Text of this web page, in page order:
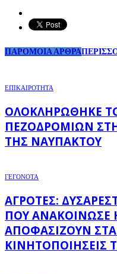
ΠΑΡΟΜΟΙΑ ΑΡΘΡΑ
ΕΠΙΚΑΙΡΟΤΗΤΑ
ΟΛΟΚΛΗΡΏΘΗΚΕ
ΠΕΖΟΔΡΟΜΊΩΝ
ΤΗΣ ΝΑΥΠΆΚΤΟΥ
ΓΕΓΟΝΟΤΑ
ΑΓΡΌΤΕΣ:
ΠΟΥ ΑΝΑΚΟΊΝΩΣΕ
ΑΠΟΦΑΣΊΖΟΥΝ
ΚΙΝΗΤΟΠΟΙΉΣΕΙΣ